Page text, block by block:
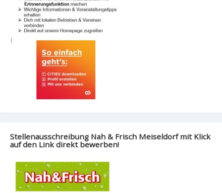
Stellenausschreibung Nah & Frisch Meiseldorf mit Klick
auf den Link direkt bewerben!